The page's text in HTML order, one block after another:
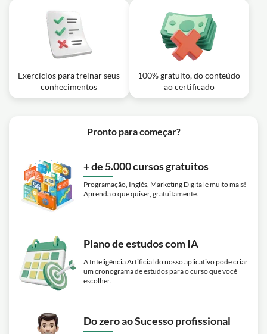
Exercícios para treinar seus
conhecimentos
100% gratuito, do conteúdo
ao certificado
Pronto para começar?
+ de 5.000 cursos gratuitos
Programação, Inglês, Marketing Digital e muito mais!
Aprenda o que quiser, gratuitamente.
Plano de estudos com IA
A Inteligência Artificial do nosso aplicativo pode criar
um cronograma de estudos para o curso que você
escolher.
Do zero ao Sucesso profissional